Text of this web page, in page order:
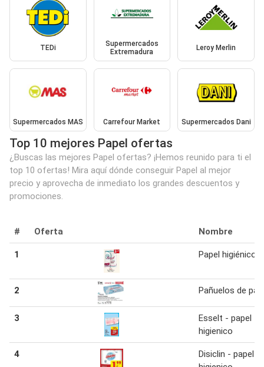
TEDi
Supermercados
Extremadura
Leroy Merlin
Supermercados MAS Carrefour Market Supermercados Dani
Top 10 mejores Papel ofertas
¿Buscas las mejores Papel ofertas? ¡Hemos reunido para ti el
top 10 ofertas! Mira aquí dónde conseguir Papel al mejor
precio y aprovecha de inmediato los grandes descuentos y
promociones.
# Oferta Nombre
1 Papel higiénico
2 Pañuelos de
3
Esselt - papel
higienico
4
Disiclin - papel